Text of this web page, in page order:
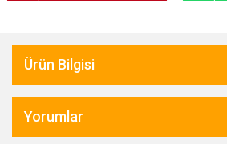
Ürün Bilgisi
Yorumlar